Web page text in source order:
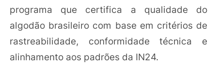
programa que certifica a qualidade do
algodão brasileiro com base em critérios de
rastreabilidade, conformidade técnica e
alinhamento aos padrões da IN24.